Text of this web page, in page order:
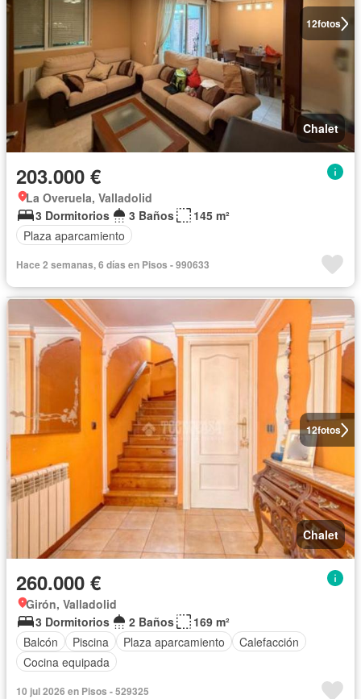
12fotos
Chalet
203.000 €
La Overuela, Valladolid
3 Dormitorios
3 Baños
145 m²
Plaza aparcamiento
Hace 2 semanas, 6 días en Pisos - 990633
12fotos
Chalet
260.000 €
Girón, Valladolid
3 Dormitorios
2 Baños
169 m²
Balcón
Piscina Plaza aparcamiento
Calefacción
Cocina equipada
10 jul 2026 en Pisos - 529325